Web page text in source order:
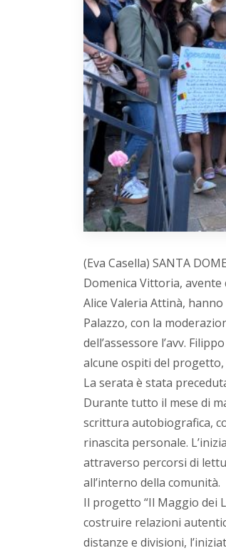
(Eva Casella) SANTA
Domenica Vittoria,
Alice Valeria Attinà,
Palazzo, con la
dell’assessore l’avv.
alcune ospiti del
La serata è stata
Durante tutto il mese di
scrittura autobiografica,
rinascita personale.
attraverso percorsi di
all’interno della comunità.
Il progetto “Il Maggio dei
costruire relazioni
distanze e divisioni,